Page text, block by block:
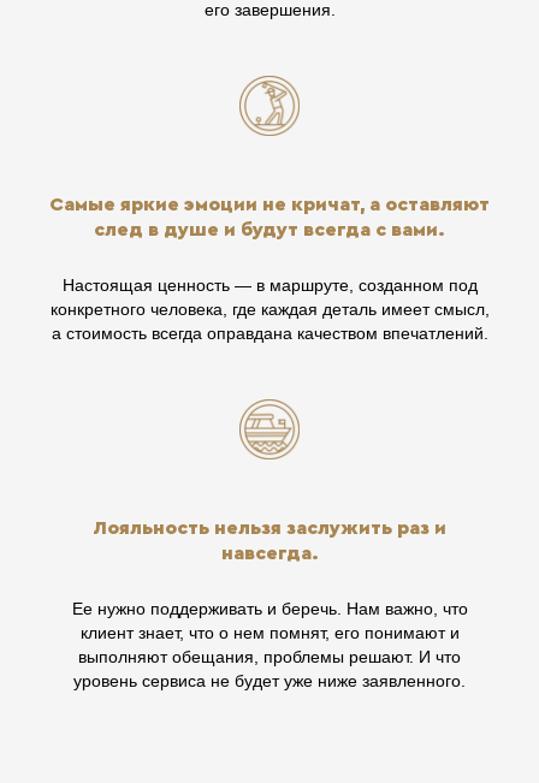
его завершения.
Самые яркие эмоции не кричат, а оставляют
след в душе и будут всегда с вами.
Настоящая ценность — в маршруте, созданном под
конкретного человека, где каждая деталь имеет смысл,
а стоимость всегда оправдана качеством впечатлений.
Лояльность нельзя заслужить раз и
навсегда.
Ее нужно поддерживать и беречь. Нам важно, что
клиент знает, что о нем помнят, его понимают и
выполняют обещания, проблемы решают. И что
уровень сервиса не будет уже ниже заявленного.